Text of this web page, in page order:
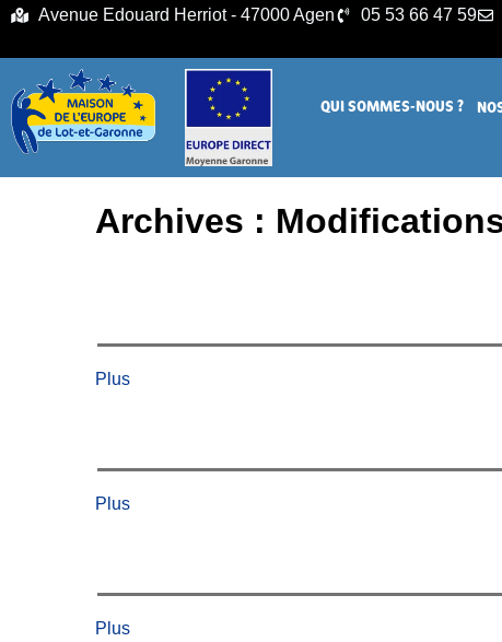
principalAvenue Edouard Herriot - 47000 Agen 05 53 66 47 59
QUI SOMMES-NOUS ?
Archives :
Plus
Plus
Plus